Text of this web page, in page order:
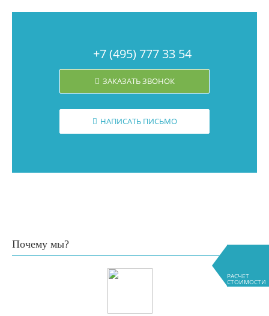
РАСЧЕТ
СТОИМОСТИ
+7 (495) 777 33 54
ЗАКАЗАТЬ ЗВОНОК
НАПИСАТЬ ПИСЬМО
Почему мы?